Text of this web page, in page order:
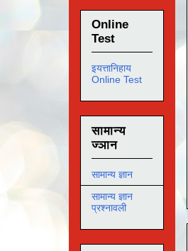
या You
Online
Test
इयत्तानिहाय
Online Test
सामान्य
ज्ञान
सामान्य ज्ञान
सामान्य ज्ञान
प्रश्नावली